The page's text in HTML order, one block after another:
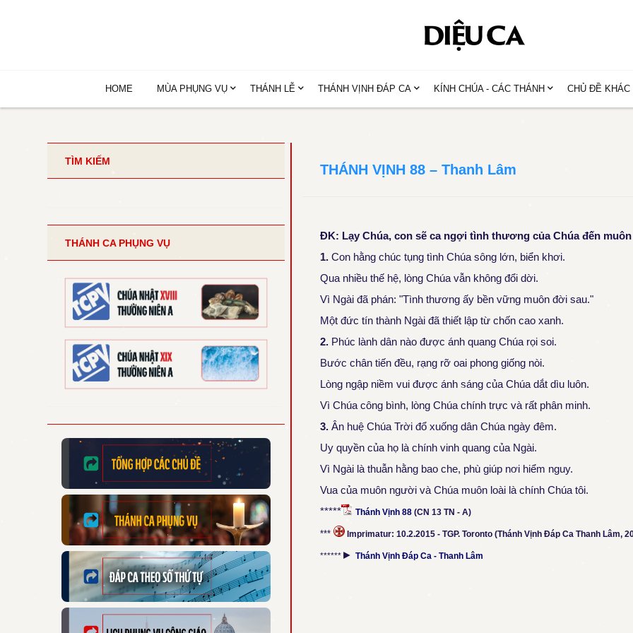
HOME MÙA PHỤNG VỤ THÁNH LỄ THÁNH VỊNH ĐÁP CA KÍNH CHÚA - CÁC THÁNH CHỦ ĐỀ KHÁC
THÁNH VỊNH 88 – Thanh Lâm
ĐK: Lạy Chúa, con sẽ ca ngợi tình thương của Chúa đến
1. Con hằng chúc tụng tình Chúa sông lớn, biển khơi.
Qua nhiều thế hệ, lòng Chúa vẫn không đổi dời.
Vì Ngài đã phán: "Tình thương ấy bền vững muôn đời sau."
Một đức tín thành Ngài đã thiết lập từ chốn cao xanh.
2. Phúc lành dân nào được ánh quang Chúa rọi soi.
Bước chân tiến đều, rạng rỡ oai phong giống nòi.
Lòng ngập niềm vui được ánh sáng của Chúa dắt dìu luôn.
Vì Chúa công bình, lòng Chúa chính trực và rất phân minh.
3.Ân huệ Chúa Trời đổ xuống dân Chúa ngày đêm.
Uy quyền của họ là chính vinh quang của Ngài.
Vì Ngài là thuẫn hằng bao che, phù giúp nơi hiểm nguy.
Vua của muôn người và Chúa muôn loài là chính Chúa tôi.
*****
Thánh Vịnh 88 (CN 13 TN - A)
*** Imprimatur: 10.2.2015 - TGP. Toronto (Thánh Vịnh Đáp Ca Thanh Lâm,
******► Thánh Vịnh Đáp Ca - Thanh Lâm
TÌM KIẾM
THÁNH CA PHỤNG VỤ